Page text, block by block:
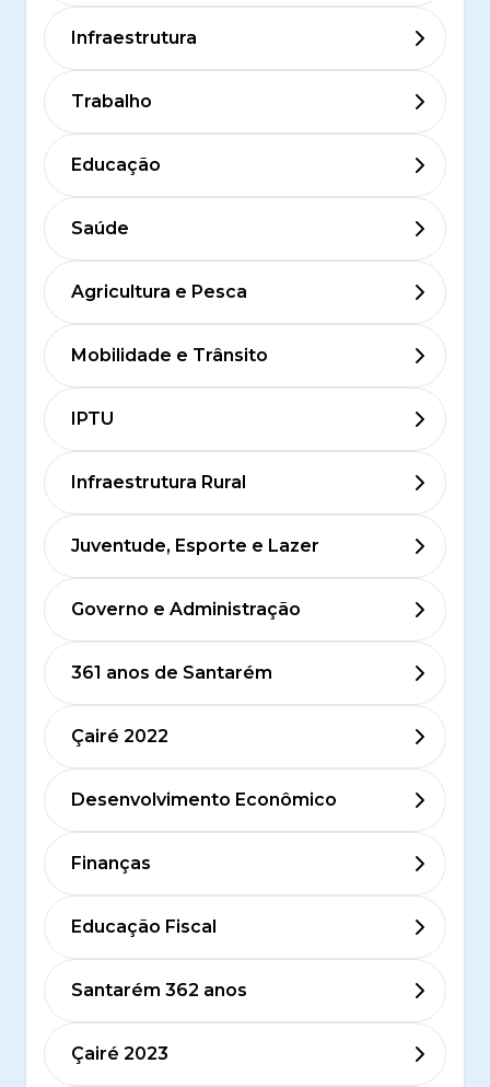
Infraestrutura
Trabalho
Educação
Saúde
Agricultura e Pesca
Mobilidade e Trânsito
IPTU
Infraestrutura Rural
Juventude, Esporte e Lazer
Governo e Administração
361 anos de Santarém
Çairé 2022
Desenvolvimento Econômico
Finanças
Educação Fiscal
Santarém 362 anos
Çairé 2023